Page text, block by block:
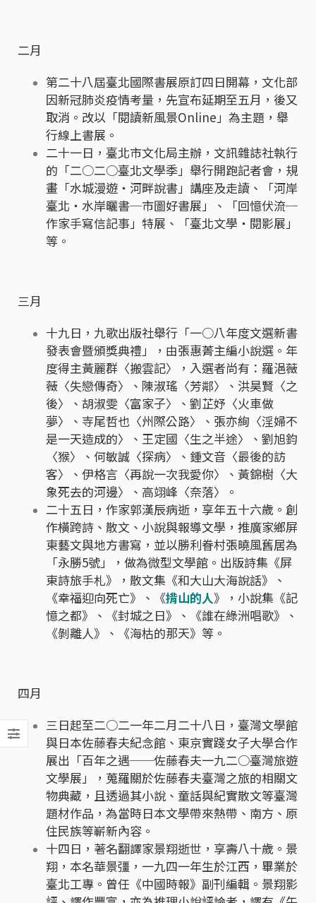
二月
第二十八屆臺北國際書展原訂四日開幕，文化部
因新冠肺炎疫情考量，先宣布延期至五月，後又
取消。改以「閱讀新風景Online」為主題，舉
行線上書展。
二十一日，臺北市文化局主辦，文訊雜誌社執行
的「二○二○臺北文學季」舉行開跑記者會，規
畫「水城漫遊‧河畔說書」講座及走讀、「河岸
臺北‧水岸曬書─市圖好書展」、「回憶伏流─
作家手寫信記事」特展、「臺北文學‧閱影展」
等。
三月
十九日，九歌出版社舉行「一○八年度文選新書
發表會暨頒獎典禮」，由張惠菁主編小說選。年
度得主黃麗群〈搬雲記〉，入選者尚有：羅浥薇
薇〈失戀傳奇〉、陳淑瑤〈芳鄰〉、洪昊賢〈之
後〉、胡淑雯〈富家子〉、劉芷妤〈火車做
夢〉、寺尾哲也〈州際公路〉、張亦絢〈淫婦不
是一天造成的〉、王定國〈生之半途〉、劉旭鈞
〈猴〉、何敏誠〈探病〉、鍾文音〈最後的訪
客〉、伊格言〈再說一次我愛你〉、黃錦樹〈大
象死去的河邊〉、高翊峰〈奈落〉。
二十五日，作家郭漢辰病逝，享年五十六歲。創
作橫跨詩、散文、小說與報導文學，推廣家鄉屏
東藝文與地方書寫，並以勝利眷村張曉風舊居為
「永勝5號」，做為微型文學館。出版詩集《屏
東詩旅手札》，散文集《和大山大海說話》、
《幸福迎向死亡》、《揹山的人》，小說集《記
憶之都》、《封城之日》、《誰在綠洲唱歌》、
《剝離人》、《海枯的那天》等。
四月
三日起至二○二一年二月二十八日，臺灣文學館
與日本佐藤春夫紀念館、東京實踐女子大學合作
展出「百年之遇──佐藤春夫一九二○臺灣旅遊
文學展」，蒐羅關於佐藤春夫臺灣之旅的相關文
物典藏，且透過其小說、童話與紀實散文等臺灣
題材作品，為當時日本文學帶來熱帶、南方、原
住民族等嶄新內容。
十四日，著名翻譯家景翔逝世，享壽八十歲。景
翔，本名華景彊，一九四一年生於江西，畢業於
臺北工專。曾任《中國時報》副刊編輯。景翔影